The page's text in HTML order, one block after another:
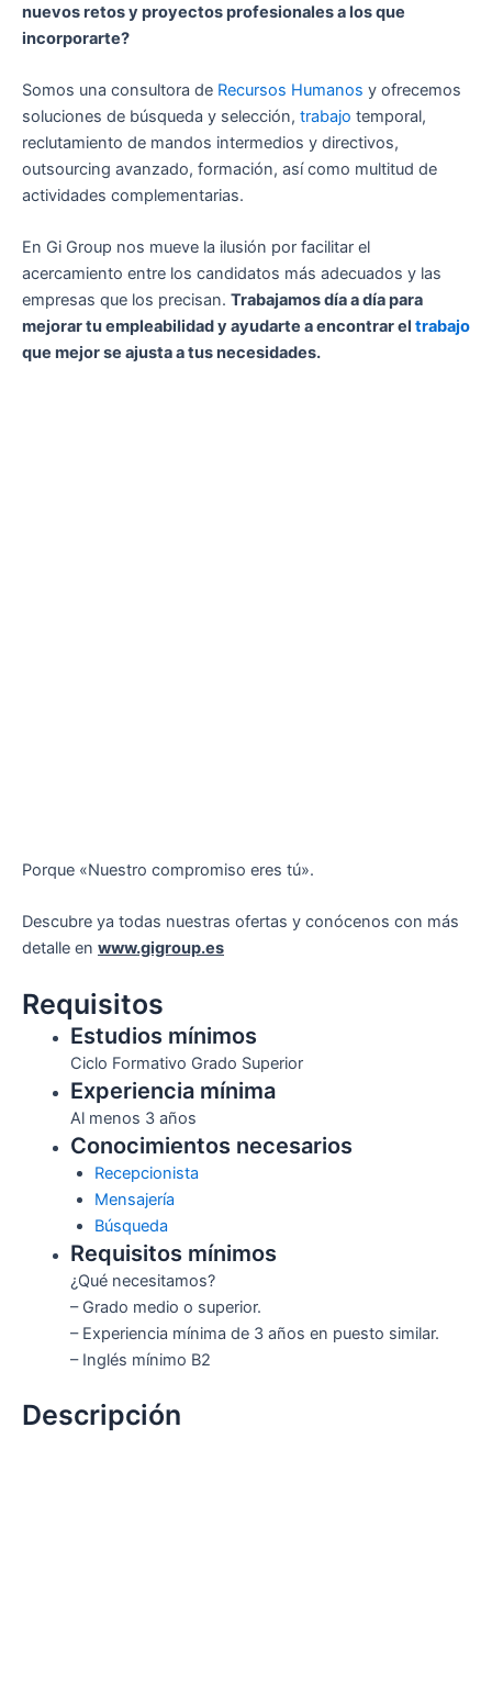
nuevos retos y proyectos profesionales a los que
incorporarte?
Somos una consultora de Recursos Humanos y ofrecemos
soluciones de búsqueda y selección, trabajo temporal,
reclutamiento de mandos intermedios y directivos,
outsourcing avanzado, formación, así como multitud de
actividades complementarias.
En Gi Group nos mueve la ilusión por facilitar el
acercamiento entre los candidatos más adecuados y las
empresas que los precisan. Trabajamos día a día para
mejorar tu empleabilidad y ayudarte a encontrar el trabajo
que mejor se ajusta a tus necesidades.
Porque «Nuestro compromiso eres tú».
Descubre ya todas nuestras ofertas y conócenos con más
detalle en www.gigroup.es
Requisitos
Estudios mínimos
Ciclo Formativo Grado Superior
Experiencia mínima
Al menos 3 años
Conocimientos necesarios
Recepcionista
Mensajería
Búsqueda
Requisitos mínimos
¿Qué necesitamos?
– Grado medio o superior.
– Experiencia mínima de 3 años en puesto similar.
– Inglés mínimo B2
Descripción